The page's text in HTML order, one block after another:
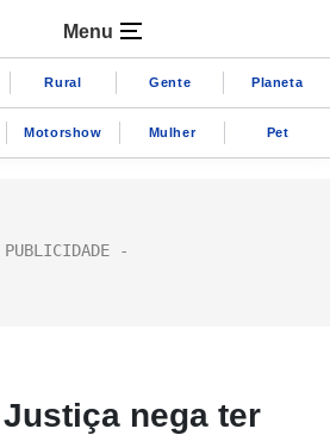
Menu
Rural Gente Planeta
Motorshow Mulher Pet
nega ter